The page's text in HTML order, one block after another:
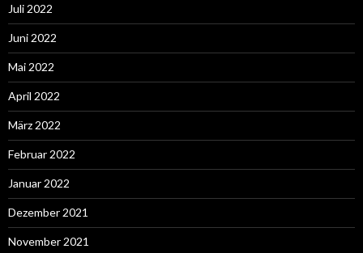
Juli 2022
Juni 2022
Mai 2022
April 2022
März 2022
Februar 2022
Januar 2022
Dezember 2021
November 2021